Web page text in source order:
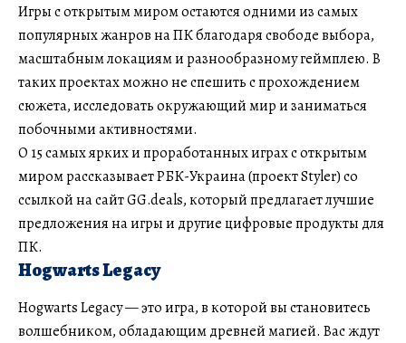
Игры с открытым миром остаются одними из самых
популярных жанров на ПК благодаря свободе выбора,
масштабным локациям и разнообразному геймплею. В
таких проектах можно не спешить с прохождением
сюжета, исследовать окружающий мир и заниматься
побочными активностями.
О 15 самых ярких и проработанных играх с открытым
миром рассказывает РБК-Украина (проект Styler) со
ссылкой на сайт GG.deals, который предлагает лучшие
предложения на игры и другие цифровые продукты для
ПК.
Hogwarts Legacy
Hogwarts Legacy — это игра, в которой вы становитесь
волшебником, обладающим древней магией. Вас ждут